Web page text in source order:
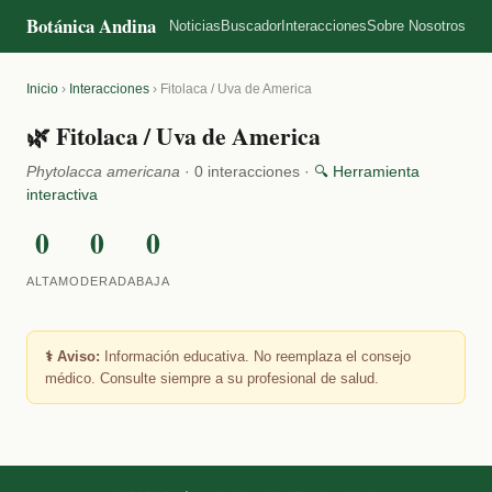
Botánica Andina Noticias Buscador InteraccionesSobre Nosotros
Inicio › Interacciones › Fitolaca / Uva de America
🌿 Fitolaca / Uva de America
Phytolacca americana · 0 interacciones · 🔍 Herramienta
interactiva
0
ALTA
0
MODERADA
0
BAJA
⚕️ Aviso: Información educativa. No reemplaza el consejo
médico. Consulte siempre a su profesional de salud.